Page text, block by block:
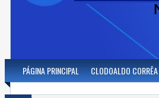
PÁGINA PRINCIPAL CLODOALDO CORRÊA